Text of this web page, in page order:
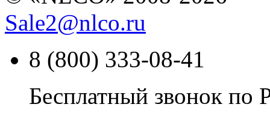
Sale2@nlco.ru
8 (800) 333-08-41
Бесплатный звонок по